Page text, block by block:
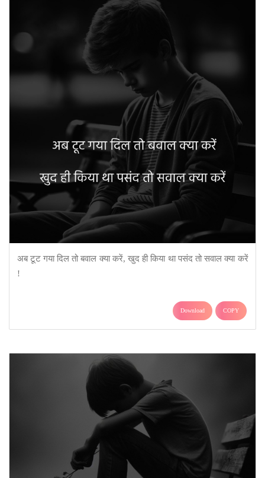
अब टूट गया दिल तो बवाल क्या करें, खुद ही किया था पसंद तो सवाल क्या करें
!
Download COPY